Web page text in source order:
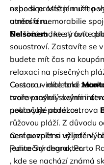
nebo si prostě jen užít
atmosféru.
expedice. Místní muzea
umění a memorabilie
Nelsonem , který tuto
Další část dne strávíte
souostroví. Zastavíte se v
budete mít čas na
relaxaci na písečných
Corsara – malebná
tvarovanými skalními
neobvyklé obrazce.
Cestou uvidíte také
moře proslulý svými
pokračuje podél ostrova
růžovou pláží. Z důvodu
není povoleno vylodění,
jedinečný charakter.
Cestou zpět si užijete
Punta Sardegna, Porto
, kde se nachází známá